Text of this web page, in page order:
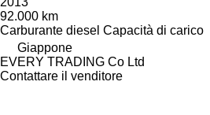
92.000 km
Carburante diesel Capacità di carico
Giappone
EVERY TRADING Co Ltd
Contattare il venditore